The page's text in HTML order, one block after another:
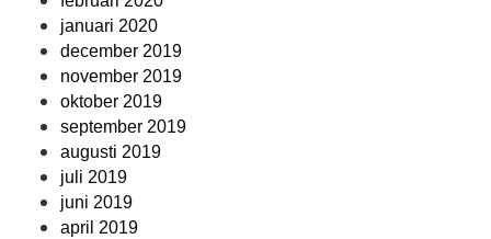
januari 2020
december 2019
november 2019
oktober 2019
september 2019
augusti 2019
juli 2019
juni 2019
april 2019